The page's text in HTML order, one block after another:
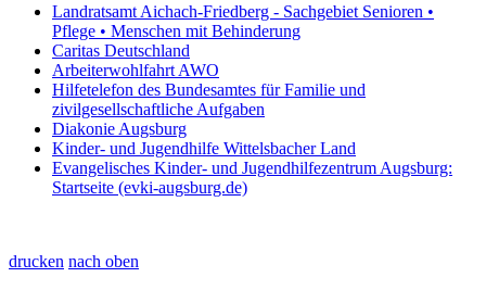
Landratsamt Aichach-Friedberg - Sachgebiet Senioren •
Pflege • Menschen mit Behinderung
Caritas Deutschland
Arbeiterwohlfahrt AWO
Hilfetelefon des Bundesamtes für Familie und
zivilgesellschaftliche Aufgaben
Diakonie Augsburg
Kinder- und Jugendhilfe Wittelsbacher Land
Evangelisches Kinder- und Jugendhilfezentrum Augsburg:
Startseite (evki-augsburg.de)
drucken nach oben